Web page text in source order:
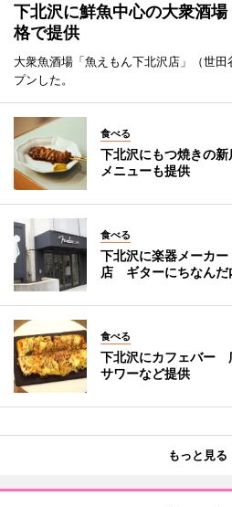
下北沢に鮮魚中心の大衆酒
格で提供
大衆魚酒場「魚えもん下北沢店」（世
プンした。
食べる
下北沢にもつ焼きの
メニューも提供
食べる
下北沢に楽器メーカ
店 ギターにちなんだ
食べる
下北沢にカフェバー
サワーなど提供
もっと見る